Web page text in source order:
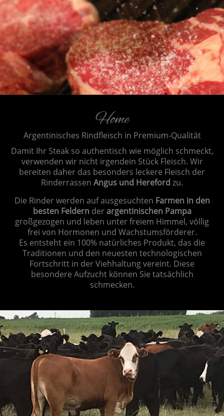
Home
Argentinisches Rindfleisch in Premium-Qualität
Damit Ihr Steak so authentisch wie möglich schmeckt,
verwenden wir nicht irgendein Stück Fleisch. Wir
bereiten daher das besonders leckere Fleisch der
Rinderrassen Angus und Hereford zu.
Die Rinder werden auf ausgesuchten Farmen in den
besten Feldern derargentinischen Pampa
großgezogen und leben unter freiem Himmel, völlig
frei von Hormonen und Wachstumsförderer.
Es entsteht ein 100% natürliches Produkt, das die
Traditionen und den neuesten technologischen
Fortschritt in der Viehhaltung vereint. Diese
besondere Aufzucht können Sie tatsächlich
schmecken.